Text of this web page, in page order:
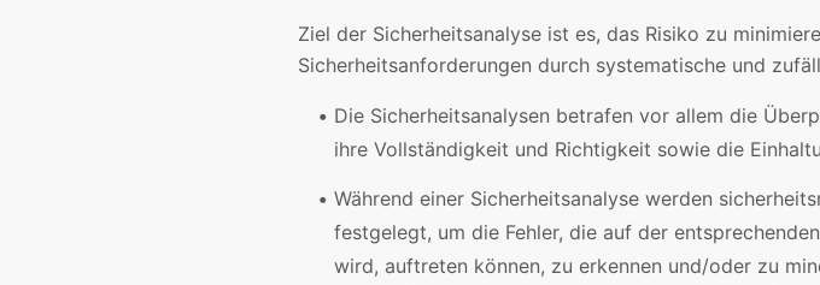
Ziel der Sicherheitsanalyse ist es, das Risiko zu
Sicherheitsanforderungen durch systematische und
Die Sicherheitsanalysen betrafen vor allem die
ihre Vollständigkeit und Richtigkeit sowie die
Während einer Sicherheitsanalyse werden
festgelegt, um die Fehler, die auf der
wird, auftreten können, zu erkennen und/oder zu